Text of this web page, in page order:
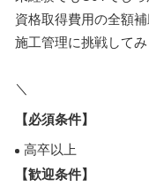
資格取得費用の全額
施工管理に挑戦してみ
＼
【必須条件】
高卒以上
【歓迎条件】